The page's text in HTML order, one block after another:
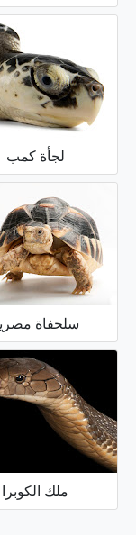
لجأة كمب
سلحفاة
ملك الكوبرا